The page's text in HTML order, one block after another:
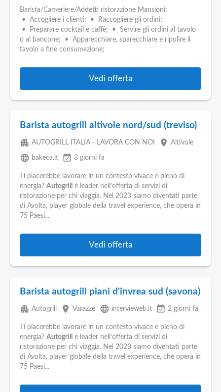
Barista/Cameriere/Addetti ristorazione Mansioni:
• Accogliere i clienti; • Raccogliere gli ordini;
• Preparare cocktail e caffè; • Servire gli ordini al tavolo
o al bancone; • Apparecchiare, sparecchiare e ripulire il
tavolo a fine consumazione;
Vedi offerta
Barista autogrill altivole nord/sud (treviso)
apartment AUTOGRILL ITALIA - LAVORA CON NOI place Altivole
language bakeca.it event_available 3 giorni fa
Ti piacerebbe lavorare in un contesto vivace e pieno di
energia? Autogrill
è leader nell’offerta di servizi di
ristorazione per chi viaggia. Nel 2023 siamo diventati parte
di Avolta, player globale della travel experience, che opera in
75 Paesi...
Vedi offerta
Barista autogrill piani d'invrea sud (savona)
apartment Autogrill place Varazze language intervieweb.it event_available 2 giorni fa
Ti piacerebbe lavorare in un contesto vivace e pieno di
energia? Autogrill
è leader nell’offerta di servizi di
ristorazione per chi viaggia. Nel 2023 siamo diventati parte
di Avolta, player globale della travel experience, che opera in
75 Paesi...